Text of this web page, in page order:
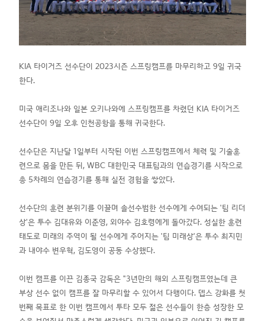
KIA 타이거즈 선수단이 2023시즌 스프링캠프를 마무리하고 9일 귀국
한다.
미국 애리조나와 일본 오키나와에 스프링캠프를 차렸던 KIA 타이거즈
선수단이 9일 오후 인천공항을 통해 귀국한다.
선수단은 지난달 1일부터 시작된 이번 스프링캠프에서 체력 및 기술훈
련으로 몸을 만든 뒤, WBC 대한민국 대표팀과의 연습경기를 시작으로
총 5차례의 연습경기를 통해 실전 경험을 쌓았다.
선수단의 훈련 분위기를 이끌며 솔선수범한 선수에게 수여되는 '팀 리더
상'은 투수 김대유와 이준영, 외야수 김호령에게 돌아갔다. 성실한 훈련
태도로 미래의 주역이 될 선수에게 주어지는 '팀 미래상'은 투수 최지민
과 내야수 변우혁, 김도영이 공동 수상했다.
이번 캠프를 이끈 김종국 감독은 "3년만의 해외 스프링캠프였는데 큰
부상 선수 없이 캠프를 잘 마무리할 수 있어서 다행이다. 뎁스 강화를 첫
번째 목표로 한 이번 캠프에서 투타 모두 젊은 선수들이 한층 성장한 모